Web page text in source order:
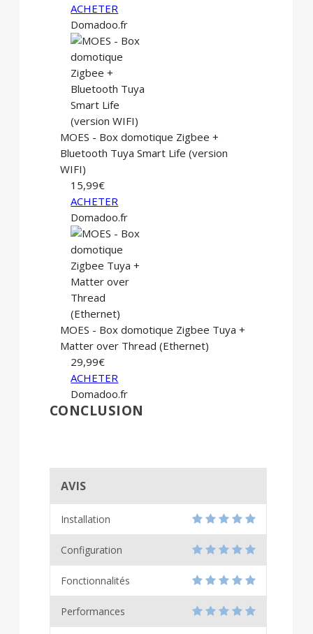
ACHETER
Domadoo.fr
MOES - Box domotique Zigbee +
Bluetooth Tuya Smart Life (version
WIFI)
15,99€
ACHETER
Domadoo.fr
MOES - Box domotique Zigbee Tuya +
Matter over Thread (Ethernet)
29,99€
ACHETER
Domadoo.fr
CONCLUSION
AVIS
Installation
Configuration
Fonctionnalités
Performances